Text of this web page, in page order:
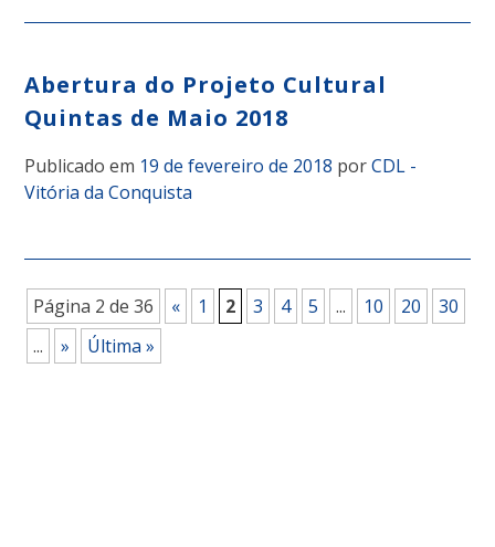
Abertura do Projeto Cultural
Quintas de Maio 2018
Publicado em 19 de fevereiro de 2018 porCDL -
Vitória da Conquista
Página 2 de 36 « 1 2 3 4 5 ... 10 20
30
...
» Última »